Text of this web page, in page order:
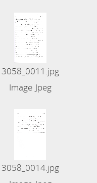
3058_0011.jpg
Image Jpeg
3058_0014.jpg